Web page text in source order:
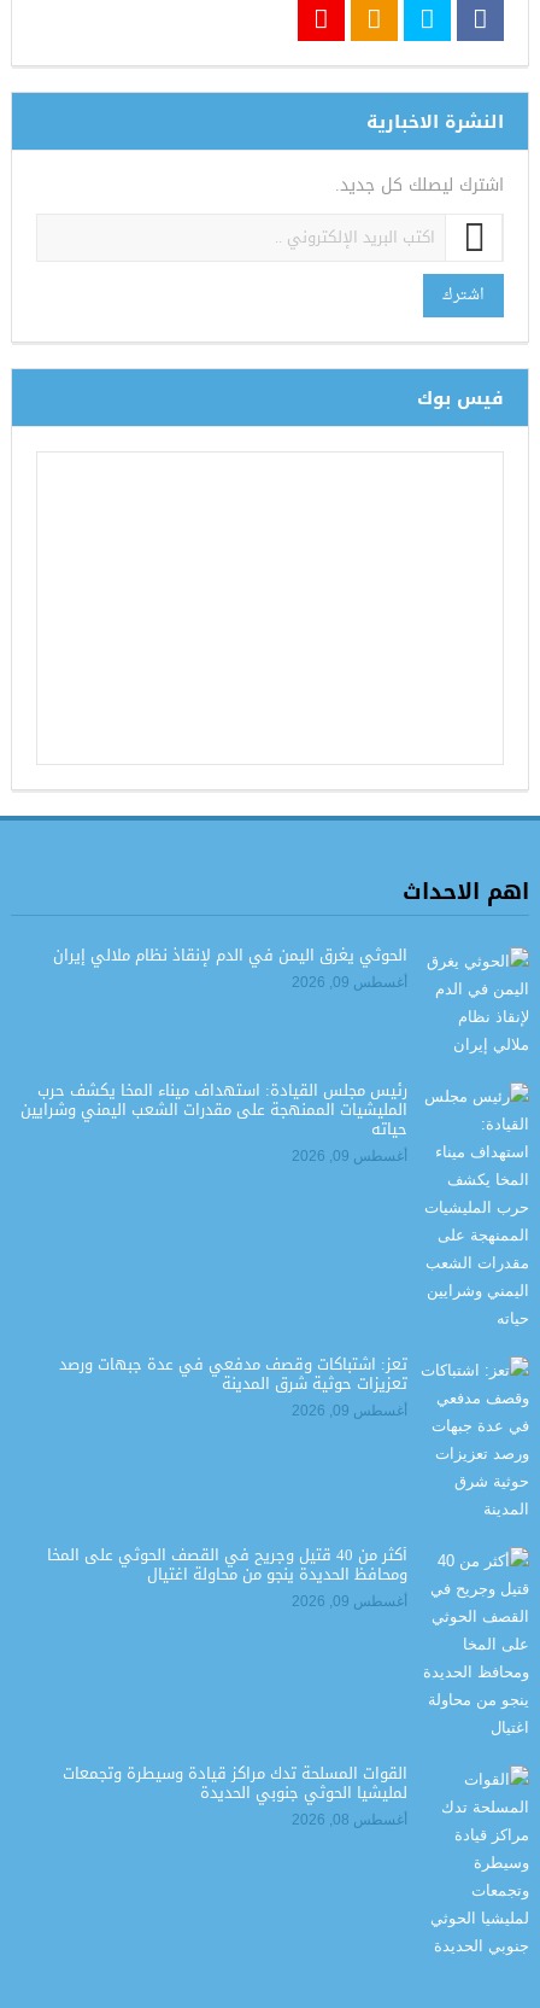
النشرة الاخبارية
اشترك ليصلك كل جديد.
اشترك
فيس بوك
اهم الاحداث
الحوثي يغرق اليمن في الدم لإنقاذ نظام ملالي إيران
أغسطس 09, 2026
رئيس مجلس القيادة: استهداف ميناء المخا يكشف حرب
المليشيات الممنهجة على مقدرات الشعب اليمني وشرايين
حياته
أغسطس 09, 2026
تعز: اشتباكات وقصف مدفعي في عدة جبهات ورصد
تعزيزات حوثية شرق المدينة
أغسطس 09, 2026
أكثر من 40 قتيل وجريح في القصف الحوثي على المخا
ومحافظ الحديدة ينجو من محاولة اغتيال
أغسطس 09, 2026
القوات المسلحة تدك مراكز قيادة وسيطرة وتجمعات
لمليشيا الحوثي جنوبي الحديدة
أغسطس 08, 2026